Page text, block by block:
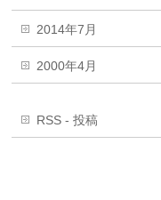
2014年7月
2000年4月
RSS - 投稿